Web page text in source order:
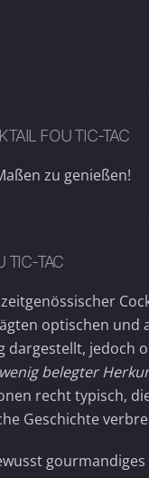
FOU TIC-TAC
zu genießen!
TIC-TAC
optischen
jedoch
belegter
recht typisch,
Geschichte